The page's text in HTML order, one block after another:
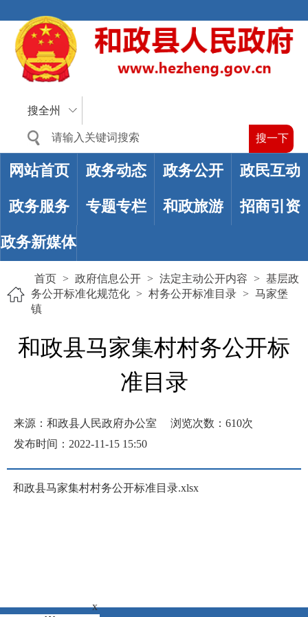
搜全州
网站首页 政务动态 政务公开 政民互动
政务服务 专题专栏 和政旅游 招商引资
政务新媒体
首页 > 政府信息公开 > 法定主动公开内容 > 基层政
务公开标准化规范化 > 村务公开标准目录 > 马家堡
镇
和政县马家集村村务公开标
准目录
来源：和政县人民政府办公室 浏览次数： 610次
发布时间：2022-11-15 15:50
和政县马家集村村务公开标准目录.xlsx
x